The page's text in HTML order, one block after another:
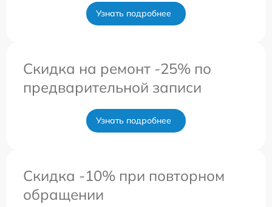
Узнать подробнее
Скидка на ремонт -25% по
предварительной записи
Узнать подробнее
Скидка -10% при повторном
обращении